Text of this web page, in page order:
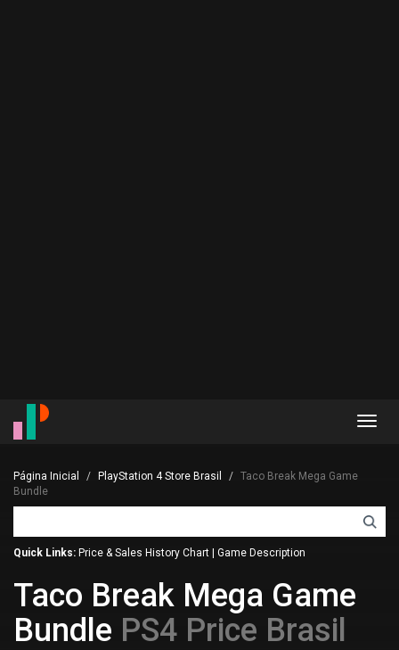
Página Inicial PlayStation 4 Store Brasil
Taco Break Mega Game
Bundle
Quick Links: Price & Sales History Chart Game Description
Taco Break Mega Game
Bundle PS4 Price Brasil